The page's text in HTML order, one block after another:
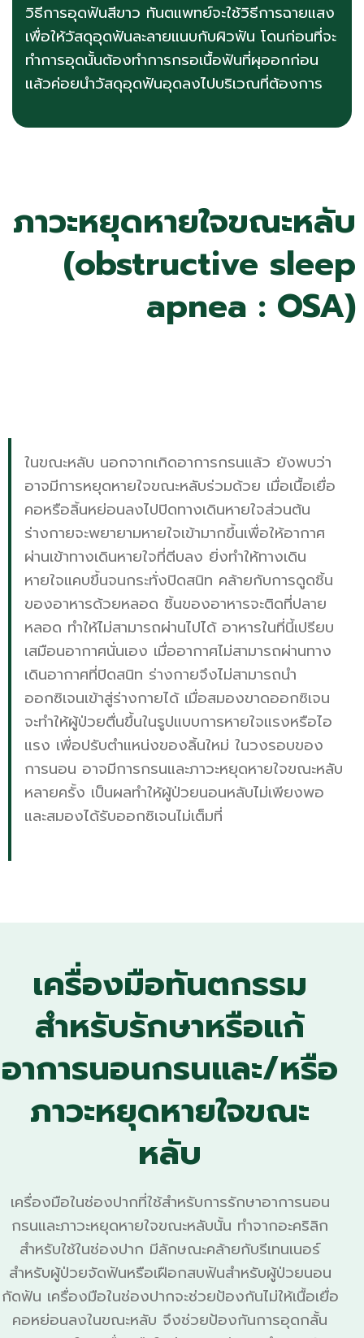
วิธีการอุดฟันสีขาว ทันตแพทย์จะใช้วิธีการฉายแสง
เพื่อให้วัสดุอุดฟันละลายแนบกับผิวฟัน โดนก่อนที่จะ
ทำการอุดนั้นต้องทำการกรอเนื้อฟันที่ผุออกก่อน
แล้วค่อยนำวัสดุอุดฟันอุดลงไปบริเวณที่ต้องการ
ภาวะหยุดหายใจขณะหลับ
(obstructive sleep
apnea : OSA)
ในขณะหลับ นอกจากเกิดอาการกรนแล้ว ยังพบว่า
อาจมีการหยุดหายใจขณะหลับร่วมด้วย เมื่อเนื้อเยื่อ
คอหรือลิ้นหย่อนลงไปปิดทางเดินหายใจส่วนต้น
ร่างกายจะพยายามหายใจเข้ามากขึ้นเพื่อให้อากาศ
ผ่านเข้าทางเดินหายใจที่ตีบลง ยิ่งทำให้ทางเดิน
หายใจแคบขึ้นจนกระทั่งปิดสนิท คล้ายกับการดูดชิ้น
ของอาหารด้วยหลอด ชิ้นของอาหารจะติดที่ปลาย
หลอด ทำให้ไม่สามารถผ่านไปได้ อาหารในที่นี้เปรียบ
เสมือนอากาศนั่นเอง เมื่ออากาศไม่สามารถผ่านทาง
เดินอากาศที่ปิดสนิท ร่างกายจึงไม่สามารถนำ
ออกซิเจนเข้าสู่ร่างกายได้ เมื่อสมองขาดออกซิเจน
จะทำให้ผู้ป่วยตื่นขึ้นในรูปแบบการหายใจแรงหรือไอ
แรง เพื่อปรับตำแหน่งของลิ้นใหม่ ในวงรอบของ
การนอน อาจมีการกรนและภาวะหยุดหายใจขณะหลับ
หลายครั้ง เป็นผลทำให้ผู้ป่วยนอนหลับไม่เพียงพอ
และสมองได้รับออกซิเจนไม่เต็มที่
เครื่องมือทันตกรรม
สำหรับรักษาหรือแก้
อาการนอนกรนและ/หรือ
ภาวะหยุดหายใจขณะ
หลับ
เครื่องมือในช่องปากที่ใช้สำหรับการรักษาอาการนอน
กรนและภาวะหยุดหายใจขณะหลับนั้น ทำจากอะคริลิก
สำหรับใช้ในช่องปาก มีลักษณะคล้ายกับรีเทนเนอร์
สำหรับผู้ป่วยจัดฟันหรือเฝือกสบฟันสำหรับผู้ป่วยนอน
กัดฟัน เครื่องมือในช่องปากจะช่วยป้องกันไม่ให้เนื้อเยื่อ
คอหย่อนลงในขณะหลับ จึงช่วยป้องกันการอุดกลั้น